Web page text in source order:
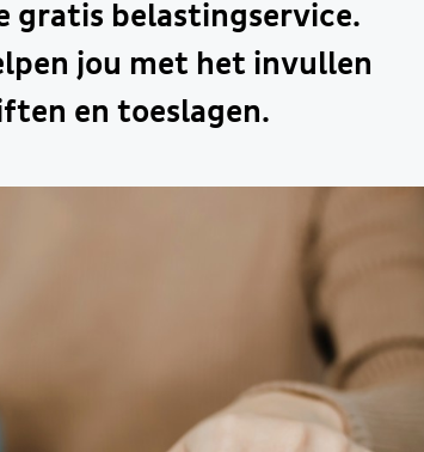
gratis belastingservice.
jou met het invullen
en toeslagen.